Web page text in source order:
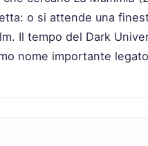
o si attende una
Il tempo del Dark
nome importante